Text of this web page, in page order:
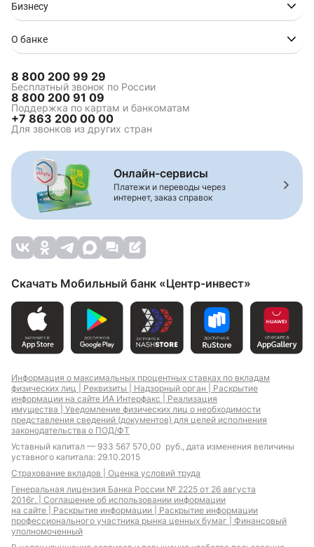
Ипотека в Ставрополе
Ипотека на
строительство
Зелёная ипотека
Ипотека для
Сельская ипотека
Комбинированная
Ипотека на вторичное
Строительство жилья
Ипотека на
апартаменты
Ипотека на дом
Ипотека на студию
Ипотека новостройки
Ипотека на
новостройку
Ипотека вторичный
рынок
Ипотека для ИП
Ипотека для
отличников
Ипотека для
самозанятых
Ипотека для IT-
специалистов с
льготной
господдержкой
Земельная ипотека
Материнский капитал
Ипотека с плавающими
Бизнесу
О банке
8 800 200 99 29
Бесплатный звонок по России
8 800 200 91 09
Поддержка по картам и банкоматам
+7 863 200 00 00
Для звонков из других стран
Онлайн-сервисы
Платежи и переводы через
интернет, заказ справок
Скачать Мобильный банк «Центр-инвест»
Информация о максимальных процентных ставках по вкладам
физических лиц | Реквизиты | Надзорный орган | Раскрытие
информации на сайте ИА Интерфакс | Реализация
имущества | Уведомление физических лиц о необходимости
представления сведений (документов) для целей исполнения
законодательства о ПОД/ФТ
Уставный капитал — 933 567 570,00 руб., дата изменения величины
уставного капитала: 29.10.2015
Страхование вкладов | Оценка условий труда
Генеральная лицензия Банка России № 2225 от 26 августа
2016г. | Соглашение об использовании информации
на сайте | Раскрытие информации | Раскрытие информации
профессионального участника рынка ценных бумаг | Финансовый
уполномоченный